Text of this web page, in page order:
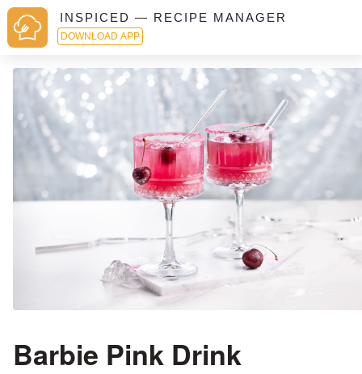
INSPICED — RECIPE MANAGER
DOWNLOAD APP
Barbie Pink Drink